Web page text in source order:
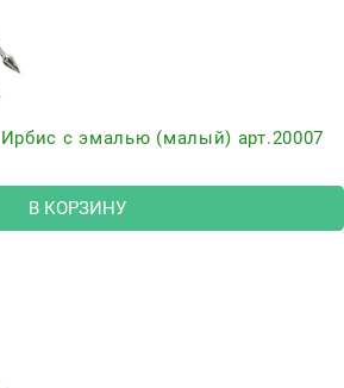
с эмалью (малый) арт.20007
В КОРЗИНУ